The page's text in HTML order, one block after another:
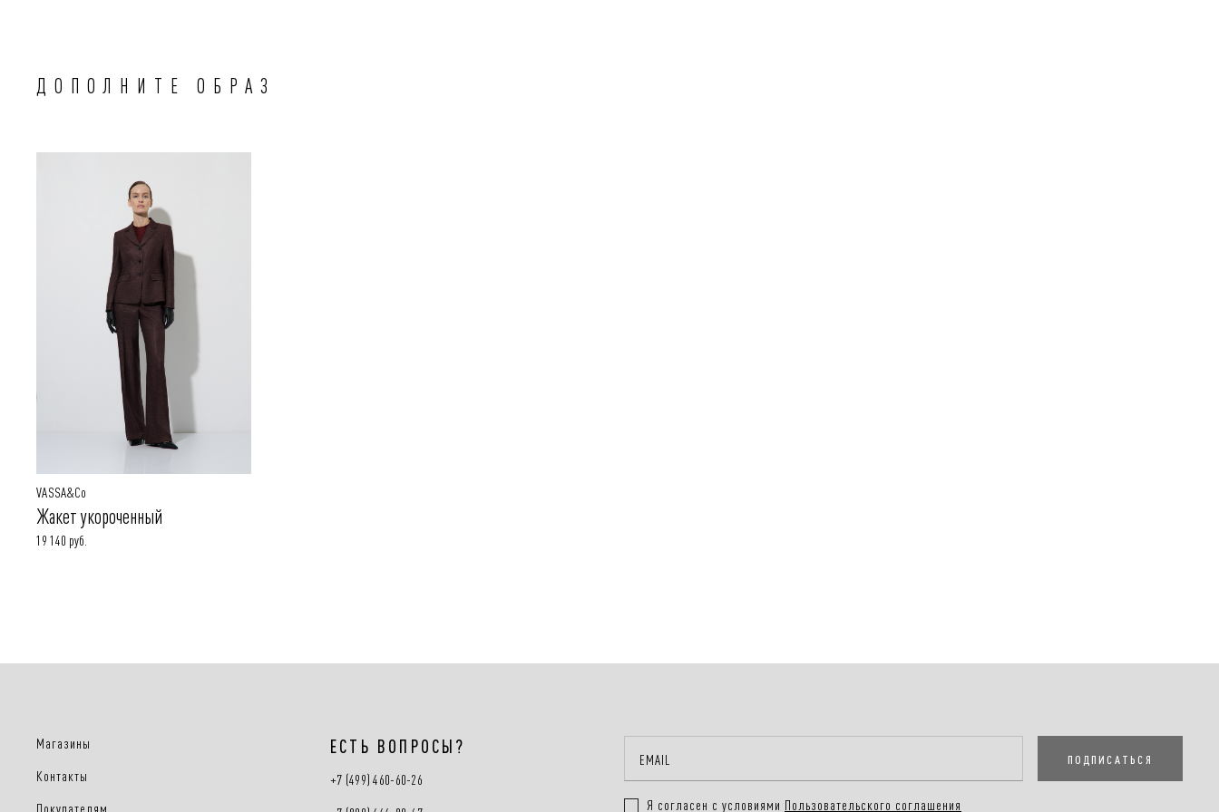
ДОПОЛНИТЕ ОБРАЗ
VASSA&Co
Жакет укороченный
19 140 руб.
Магазины
Контакты
Покупателям
ЕСТЬ ВОПРОСЫ?
+7 (499) 460-60-26
ПОДПИСАТЬСЯ
Я согласен с условиями Пользовательского соглашения